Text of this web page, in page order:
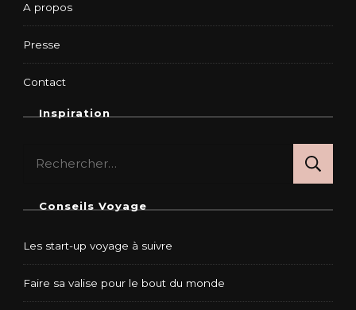
A propos
Presse
Contact
Inspiration
Conseils Voyage
Les start-up voyage à suivre
Faire sa valise pour le bout du monde